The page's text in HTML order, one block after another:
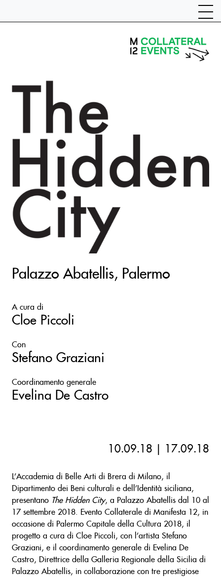
Palazzo Abatellis, Palermo
A cura di
Cloe Piccoli
Con
Stefano Graziani
Coordinamento generale
Evelina De Castro
10.09.18 | 17.09.18
L’Accademia di Belle Arti di Brera di Milano, il
Dipartimento dei Beni culturali e dell’Identità siciliana,
presentano The Hidden City, a Palazzo Abatellis dal 10 al
17 settembre 2018. Evento Collaterale di Manifesta 12, in
occasione di Palermo Capitale della Cultura 2018, il
progetto a cura di Cloe Piccoli, con l’artista Stefano
Graziani, e il coordinamento generale di Evelina De
Castro, Direttrice della Galleria Regionale della Sicilia di
Palazzo Abatellis, in collaborazione con tre prestigiose